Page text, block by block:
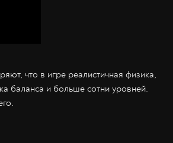
что в игре реалистичная физика,
баланса и больше сотни уровней.